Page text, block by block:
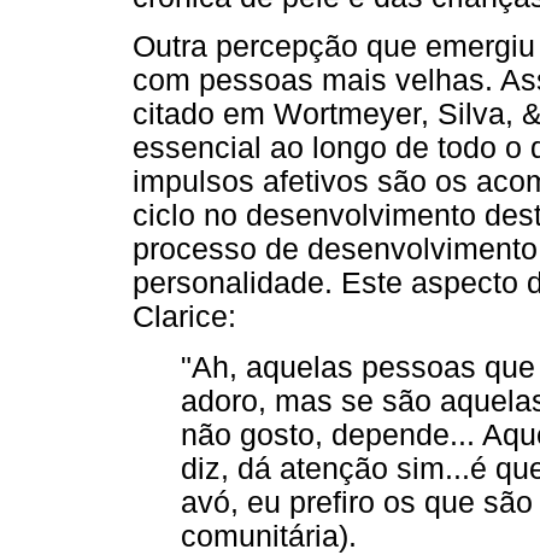
Outra percepção que
com pessoas mais velhas.
citado em Wortmeyer, Silva,
essencial ao longo de todo o
impulsos afetivos são os
ciclo no desenvolvimento
processo de
personalidade. Este aspecto
Clarice:
"Ah, aquelas pessoas
adoro, mas se são
não gosto, depende...
diz, dá atenção sim...é
avó, eu prefiro os que
comunitária).